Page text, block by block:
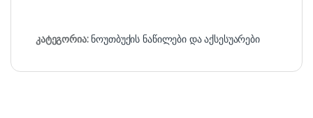
კატეგორია: ნოუთბუქის ნაწილები და აქსესუარები